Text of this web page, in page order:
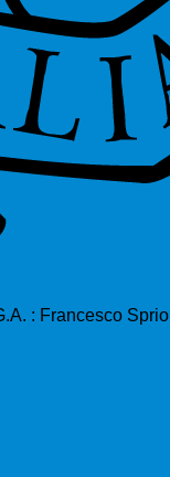
: Francesco Sprio